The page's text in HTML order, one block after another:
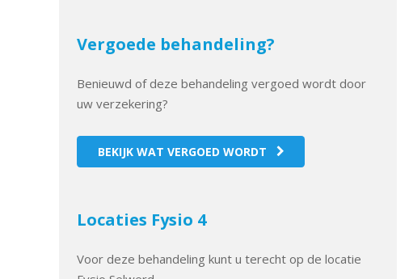
Vergoede behandeling?
Benieuwd of deze behandeling vergoed wordt door
uw verzekering?
BEKIJK WAT VERGOED WORDT
Locaties Fysio 4
Voor deze behandeling kunt u terecht op de locatie